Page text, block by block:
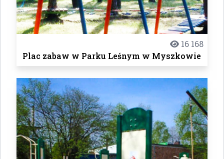
16 168
Plac zabaw w Parku Leśnym w Myszkowie